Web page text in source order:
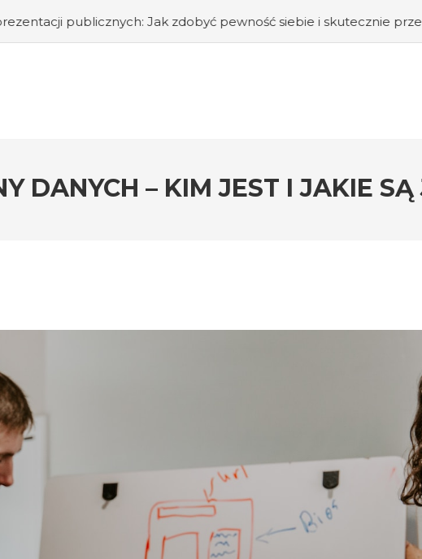
Jak zdobyć pewność siebie i skutecznie przemawiać przed
DANYCH – KIM JEST I JAKIE